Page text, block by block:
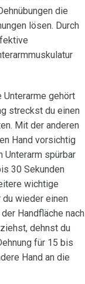
die
lösen. Durch
Unterarme gehört
streckst du einen
Mit der anderen
Hand vorsichtig
Unterarm spürbar
30 Sekunden
wichtige
du wieder einen
Handfläche nach
dehnst du
für 15 bis
Hand an die